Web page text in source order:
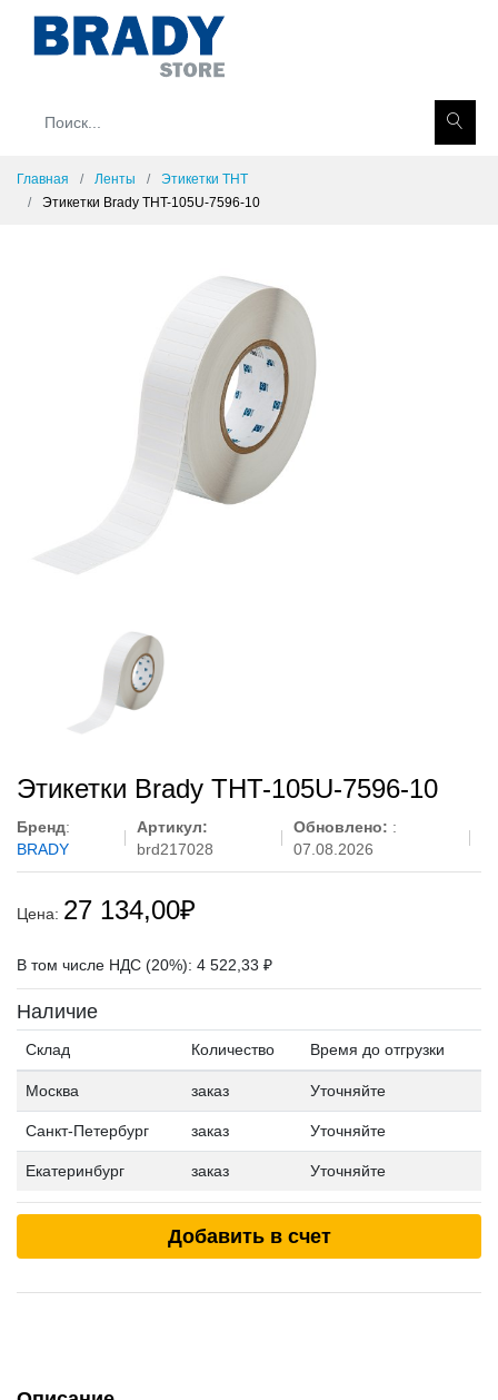
Главная Ленты
Этикетки THT
Этикетки Brady THT-105U-7596-10
Этикетки Brady THT-105U-7596-10
Бренд:
BRADY
Артикул:
brd217028
Обновлено: :
07.08.2026
Цена: 27 134,00₽
В том числе НДС (20%): 4 522,33 ₽
Наличие
Склад Количество Время до отгрузки
Москва заказ Уточняйте
Санкт-Петербург заказ Уточняйте
Екатеринбург заказ Уточняйте
Добавить в счет